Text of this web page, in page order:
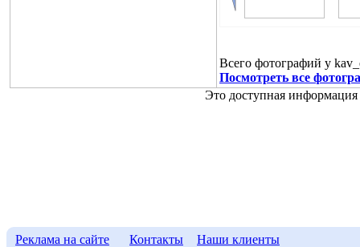
Всего фотографий у
Посмотреть все
Это доступная информация
Реклама на сайте Контакты Наши клиенты